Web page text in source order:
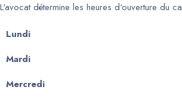
L'avocat détermine les heures d'ouverture du
Lundi
Mardi
Mercredi